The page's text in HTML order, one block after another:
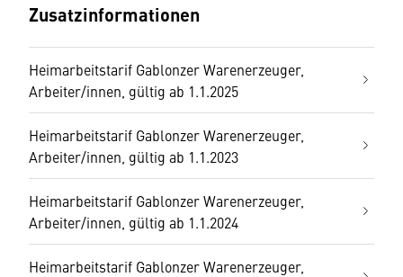
Zusatzinformationen
Heimarbeitstarif Gablonzer Warenerzeuger,
Arbeiter/innen, gültig ab 1.1.2025
Heimarbeitstarif Gablonzer Warenerzeuger,
Arbeiter/innen, gültig ab 1.1.2023
Heimarbeitstarif Gablonzer Warenerzeuger,
Arbeiter/innen, gültig ab 1.1.2024
Heimarbeitstarif Gablonzer Warenerzeuger,